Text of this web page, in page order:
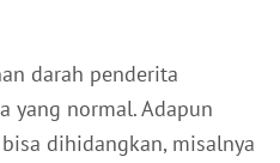
darah penderita
yang normal. Adapun
dihidangkan, misalnya